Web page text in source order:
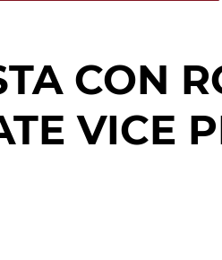
CON
VICE